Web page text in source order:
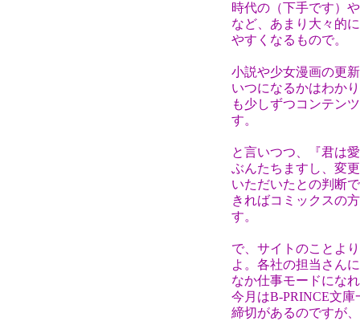
時代の（下手です）
など、あまり大々的
やすくなるもので。
小説や少女漫画の更
いつになるかはわか
も少しずつコンテン
す。
と言いつつ、『君は
ぶんたちますし、変
いただいたとの判断
きればコミックスの
す。
で、サイトのことよ
よ。各社の担当さん
なか仕事モードにな
今月はB-PRINCE文
締切があるのですが